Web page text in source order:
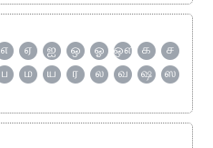
எ ஏ ஐ ஒ ஓ ஔ க
ச
ப ம ய ர ல வ ஷ
ஸ